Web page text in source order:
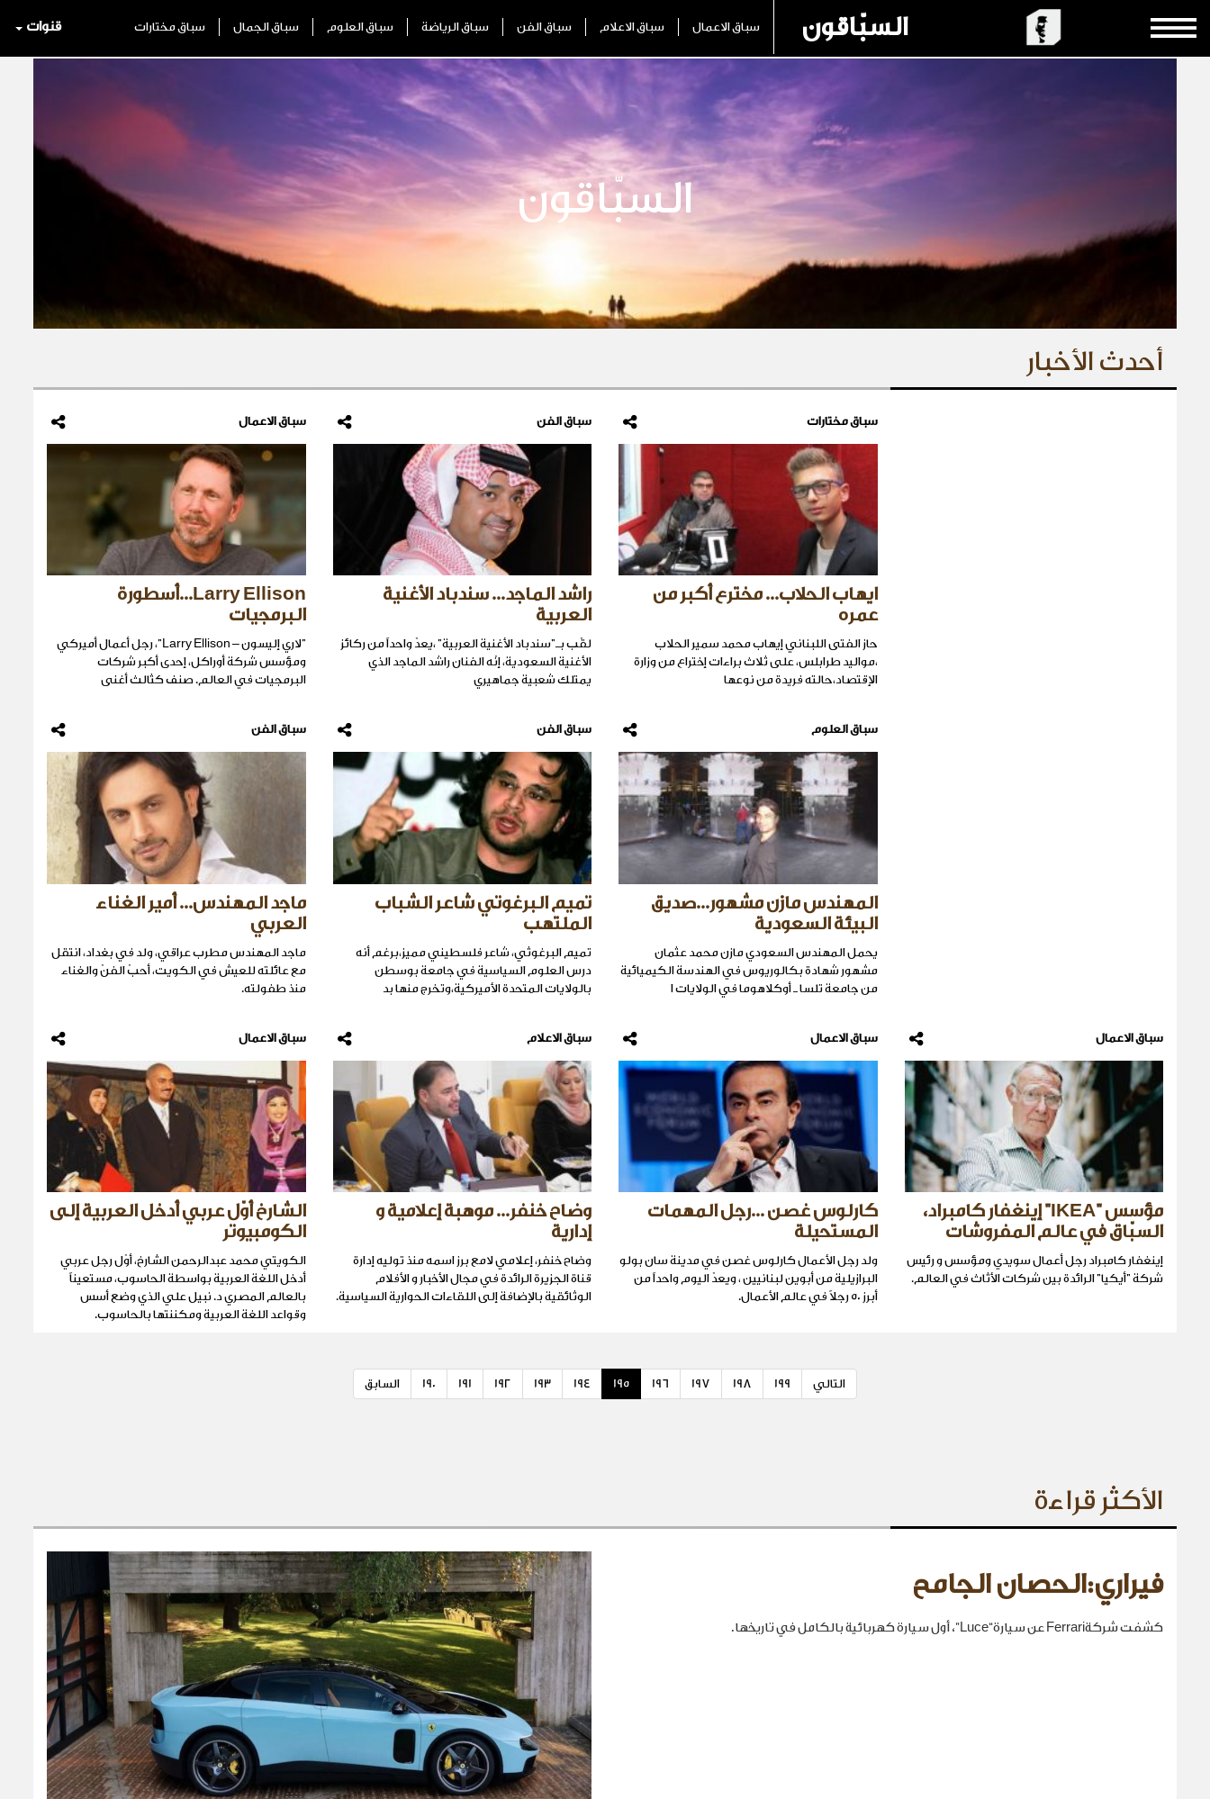
قنوات السبّاقون سباق الاعمال سباق الاعلام سباق الفن سباق الرياضة سباق العلوم سباق الجمال سباق مختارات
السبّاقون
أحدث الأخبار
سباق مختارات
ايهاب الحلاب... مخترع أكبر من
عمره
حاز الفتى اللبناني إيهاب محمد سمير الحلاب
،مواليد طرابلس، على ثلاث براءات إختراع من وزارة
الإقتصاد،حالته فريدة من نوعها
سباق الفن
راشد الماجد... سندباد الأغنية
العربية
لقّب بـ"سندباد الأغنية العربية" ،يعدّ واحداً من ركائز
الأغنية السعودية، إنّه الفنان راشد الماجد الذي
يمتلك شعبية جماهيري
سباق الاعمال
Larry Ellison...أسطورة
البرمجيات
"لاري إليسون – Larry Ellison"، رجل أعمال أميركي
ومؤسس شركة أوراكل، إحدى أكبر شركات
البرمجيات في العالم. صنف كثالث أغنى
سباق العلوم
المهندس مازن مشهور...صديق
البيئة السعودية
يحمل المهندس السعودي مازن محمد عثمان
مشهور شهادة بكالوريوس في الهندسة الكيميائية
من جامعة تلسا ـ أوكلاهوما في الولايات ا
سباق الفن
تميم البرغوتي شاعر الشباب
الملتهب
تميم البرغوثي، شاعر فلسطيني مميز،برغم أنه
درس العلوم السياسية في جامعة بوسطن
بالولايات المتحدة الأميركية،وتخرج منها بد
سباق الفن
ماجد المهندس... أمير الغناء
العربي
ماجد المهندس مطرب عراقي، ولد في بغداد، انتقل
مع عائلته للعيش في الكويت، أحبّ الفنّ والغناء
منذ طفولته.
سباق الاعمال
مؤسس "IKEA" إينغفار كامبراد،
السبّاق في عالم المفروشات
إينغفار كامبراد رجل أعمال سويدي ومؤسس و رئيس
شركة "أيكيا" الرائدة بين شركات الأثاث في العالم.
سباق الاعمال
كارلوس غصن ...رجل المهمات
المستحيلة
ولد رجل الأعمال كارلوس غصن في مدينة سان بولو
البرازيلية من أبوين لبنانيين ، ويعدّ اليوم واحداً من
أبرز 50 رجلاً في عالم الأعمال.
سباق الاعلام
وضاح خنفر... موهبة إعلامية و
إدارية
وضاح خنفر، إعلامي لامع برز اسمه منذ توليه إدارة
قناة الجزيرة الرائدة في مجال الأخبار و الأفلام
الوثائقية بالإضافة إلى اللقاءات الحوارية السياسية.
سباق الاعمال
الشارخ أوّل عربي أدخل العربية إلى
الكومبيوتر
الكويتي محمد عبدالرحمن الشارخ، أوّل رجل عربي
أدخل اللغة العربية بواسطة الحاسوب، مستعيناً
بالعالم المصري د. نبيل علي الذي وضع أسس
وقواعد اللغة العربية ومكننتها بالحاسوب.
السابق 190 191 192 193 194 195 196 197 198 199 التالي
الأكثر قراءة
فيراري:الحصان الجامح
كشفت شركةFerrari عن سيارة“Luce”، أول سيارة كهربائية بالكامل في تاريخها.